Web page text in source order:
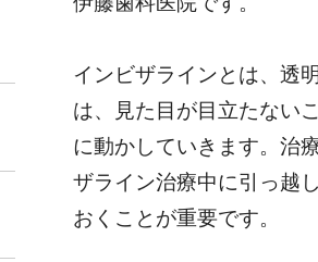
インビザラインとは、透
は、見た目が目立たない
に動かしていきます。治
ザライン治療中に引っ越
おくことが重要です。